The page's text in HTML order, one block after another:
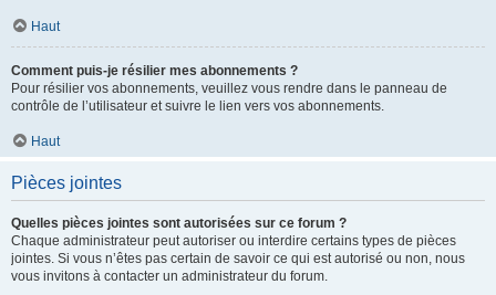
Haut
Comment puis-je résilier mes abonnements ?
Pour résilier vos abonnements, veuillez vous rendre dans le panneau de
contrôle de l’utilisateur et suivre le lien vers vos abonnements.
Haut
Pièces jointes
Quelles pièces jointes sont autorisées sur ce forum ?
Chaque administrateur peut autoriser ou interdire certains types de pièces
jointes. Si vous n’êtes pas certain de savoir ce qui est autorisé ou non, nous
vous invitons à contacter un administrateur du forum.